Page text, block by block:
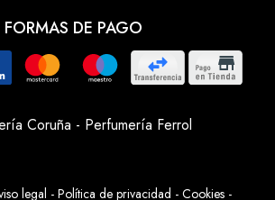
FORMAS DE PAGO
Coruña - Perfumería Ferrol
legal - Política de privacidad - Cookies-